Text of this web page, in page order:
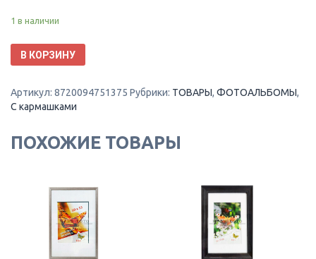
1 в наличии
В КОРЗИНУ
Артикул: 8720094751375 Рубрики: ТОВАРЫ, ФОТОАЛЬБОМЫ,
С кармашками
ПОХОЖИЕ ТОВАРЫ